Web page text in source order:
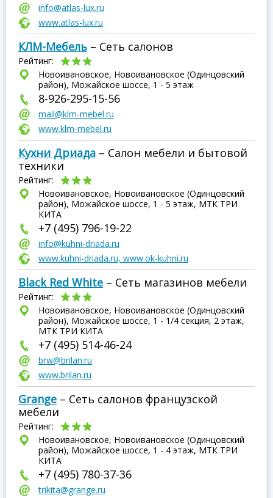
info@atlas-lux.ru
www.atlas-lux.ru
КЛМ-Мебель – Сеть салонов
Рейтинг:
Новоивановское, Новоивановское (Одинцовский
район), Можайское шоссе, 1 - 5 этаж
8-926-295-15-56
mail@klm-mebel.ru
www.klm-mebel.ru
Кухни Дриада – Салон мебели и бытовой
техники
Рейтинг:
Новоивановское, Новоивановское (Одинцовский
район), Можайское шоссе, 1 - 5 этаж, МТК ТРИ
КИТА
+7 (495) 796-19-22
info@kuhni-driada.ru
www.kuhni-driada.ru, www.ok-kuhni.ru
Black Red White – Сеть магазинов мебели
Рейтинг:
Новоивановское, Новоивановское (Одинцовский
район), Можайское шоссе, 1 - 1/4 секция, 2 этаж,
МТК ТРИ КИТА
+7 (495) 514-46-24
brw@brilan.ru
www.brilan.ru
Grange – Сеть салонов французской
мебели
Рейтинг:
Новоивановское, Новоивановское (Одинцовский
район), Можайское шоссе, 1 - 4 этаж, МТК ТРИ
КИТА
+7 (495) 780-37-36
trikita@grange.ru